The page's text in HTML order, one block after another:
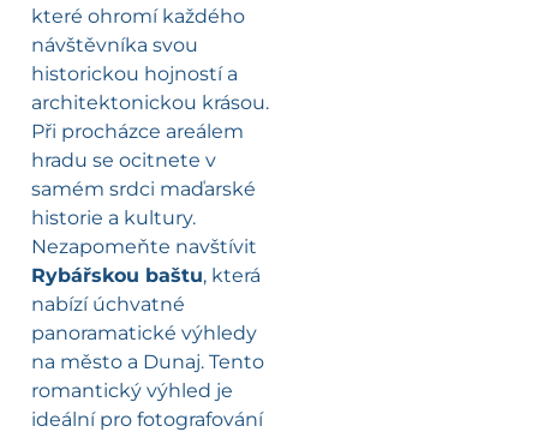
které ohromí každého
návštěvníka svou
historickou hojností a
architektonickou krásou.
Při procházce areálem
hradu se ocitnete v
samém srdci maďarské
historie a kultury.
Nezapomeňte navštívit
Rybářskou baštu, která
nabízí úchvatné
panoramatické výhledy
na město a Dunaj. Tento
romantický výhled je
ideální pro fotografování